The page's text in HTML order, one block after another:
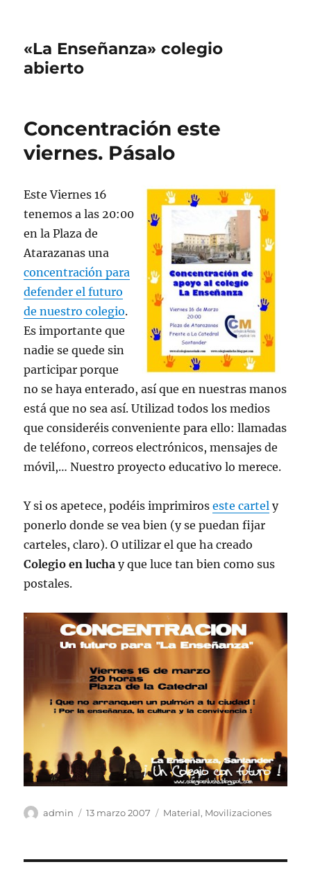
«La Enseñanza» colegio
abierto
Concentración este
viernes. Pásalo
Este Viernes 16
tenemos a las 20:00
en la Plaza de
Atarazanas una
concentración para
defender el futuro
de nuestro colegio.
Es importante que
nadie se quede sin
participar porque
no se haya enterado, así que en nuestras manos
está que no sea así. Utilizad todos los medios
que consideréis conveniente para ello: llamadas
de teléfono, correos electrónicos, mensajes de
móvil,… Nuestro proyecto educativo lo merece.
Y si os apetece, podéis imprimiroseste cartel y
ponerlo donde se vea bien (y se puedan fijar
carteles, claro). O utilizar el que ha creado
Colegio en lucha y que luce tan bien como sus
postales.
Autor
admin
Publicado
13 marzo 2007 Categorías
Material, Movilizaciones